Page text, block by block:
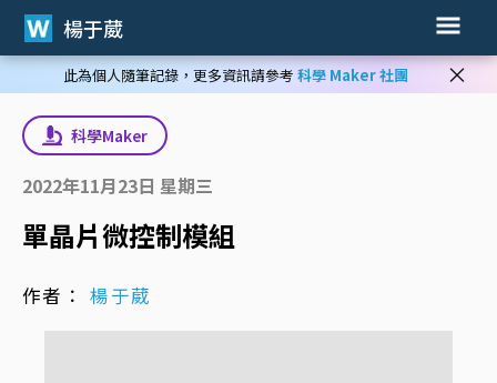
楊于葳
此為個人隨筆記錄，更多資訊請參考 科學 Maker 社團 ×
科學Maker
2022年11月23日 星期三
單晶片微控制模組
作者： 楊于葳